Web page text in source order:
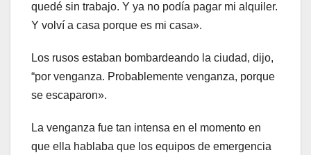
quedé sin trabajo. Y ya no podía pagar mi alquiler.
Y volví a casa porque es mi casa».
Los rusos estaban bombardeando la ciudad, dijo,
“por venganza. Probablemente venganza, porque
se escaparon».
La venganza fue tan intensa en el momento en
que ella hablaba que los equipos de emergencia